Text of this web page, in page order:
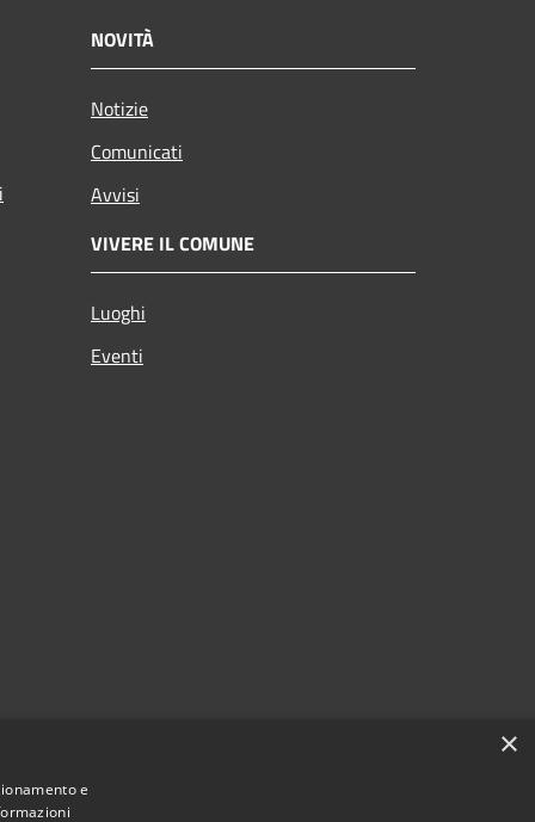
NOVITÀ
Notizie
Comunicati
Avvisi
VIVERE IL COMUNE
Luoghi
Eventi
×
e